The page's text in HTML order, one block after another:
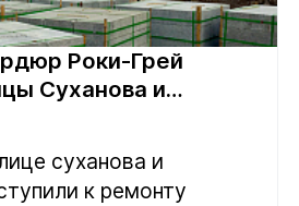
Роки-Грей
Суханова и
суханова и
к ремонту